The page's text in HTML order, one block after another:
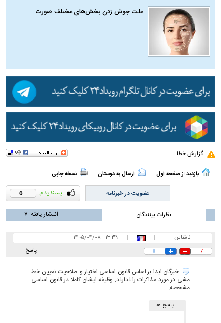
علت جوش زدن بخش‌های مختلف صورت
گزارش خطا
بازدید از صفحه اول ارسال به دوستان نسخه چاپی
0 عضویت در خبرنامه
نظرات بینندگان انتشار یافته: ۷
ناشناس |
|
۱۳:۳۹ - ۱۴۰۵/۰۴/۰۸
پاسخ
7
8
خبرگان ابدا بر اساس قانون اساسی اختیار و صلاحیت تعیین خط
مشی در مورد مذاکرات را ندارند. وظیفه ایشان کاملا در قانون اساسی
مشخصه.
پاسخ ها